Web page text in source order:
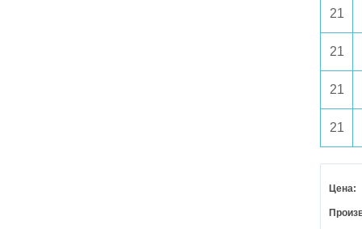
21
21
21
21
Цена: